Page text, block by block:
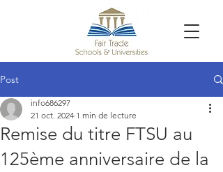
Post
Remise du titre FTSU au
125ème anniversaire de la
info686297
21 oct. 2024 1 min de lecture